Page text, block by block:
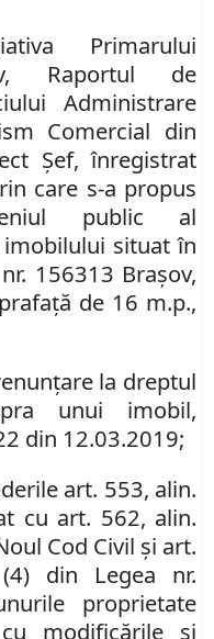
Primarului
Raportul de
Administrare
Comercial din
Şef, înregistrat
care s-a propus
public al
situat în
156313 Braşov,
de 16 m.p.,
la dreptul
unui imobil,
din 12.03.2019;
art. 553, alin.
cu art. 562, alin.
Cod Civil şi art.
din Legea nr.
proprietate
modificările şi